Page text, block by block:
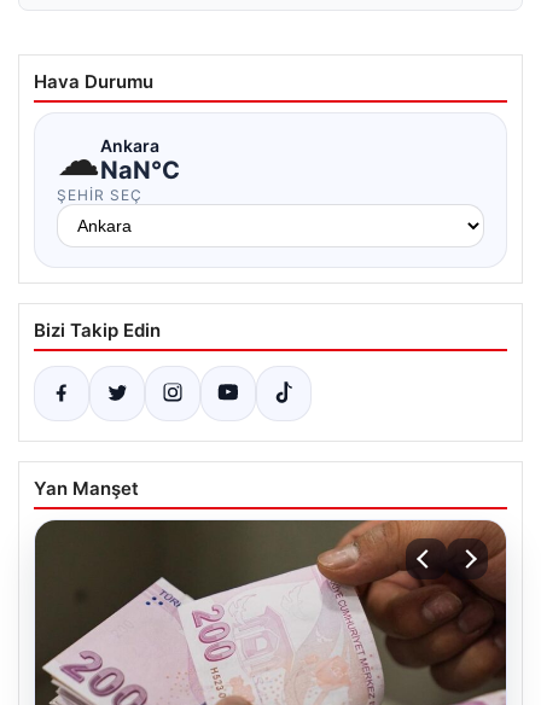
Hava Durumu
☁Ankara
NaN°C
ŞEHIR SEÇ
Bizi Takip Edin
Yan Manşet